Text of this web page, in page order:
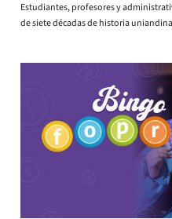
Estudiantes, profesores y
de siete décadas de historia